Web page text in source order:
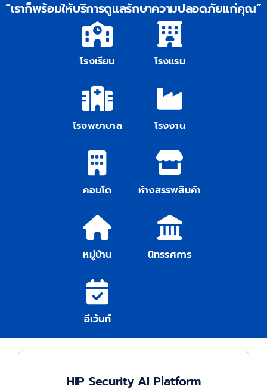
“เราก็พร้อมให้บริการดูแลรักษาความปลอดภัยแก่คุณ”
โรงเรียน โรงแรม
โรงพยาบาล โรงงาน
คอนโด ห้างสรรพสินค้า
หมู่บ้าน นิทรรศการ
อีเว้นท์
HIP Security AI Platform